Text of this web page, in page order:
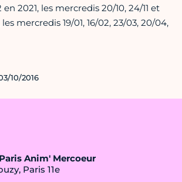
Anim' Mercoeur
Paris 11e
2021, les mercredis 20/10, 24/11 et
les mercredis 19/01, 16/02, 23/03, 20/04,
10/2016